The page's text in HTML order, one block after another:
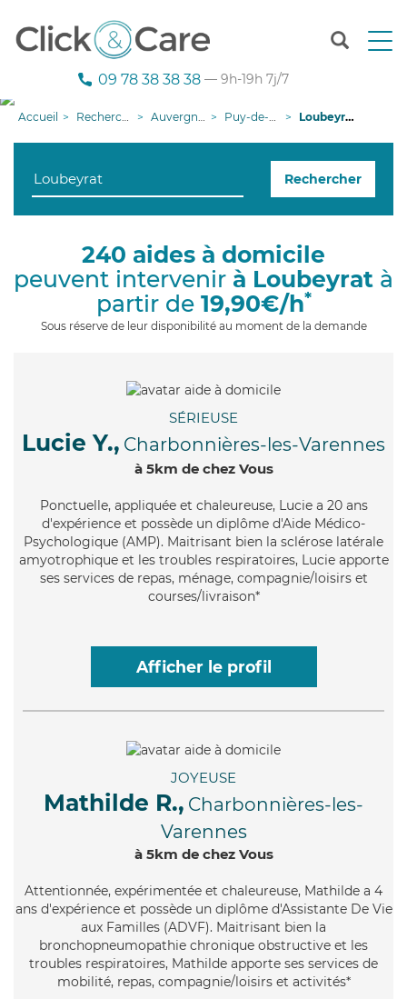
T
n
g
i
09 78 38 38 38 — 9h-19h 7j/7
Accueil Recherche aide à domicile Auvergne-Rhône-Alpes Puy-de-Dôme Loubeyrat
Rechercher
240 aides à domicile
peuvent intervenir à Loubeyrat à
partir de 19,90€/h*
Sous réserve de leur disponibilité au moment de la demande
SÉRIEUSE
Lucie Y., Charbonnières-les-Varennes
à 5km de chez Vous
Ponctuelle, appliquée et chaleureuse, Lucie a 20 ans
d'expérience et possède un diplôme d'Aide Médico-
Psychologique (AMP). Maitrisant bien la sclérose latérale
amyotrophique et les troubles respiratoires, Lucie apporte
ses services de repas, ménage, compagnie/loisirs et
courses/livraison*
Afficher le profil
JOYEUSE
Mathilde R., Charbonnières-les-
Varennes
à 5km de chez Vous
Attentionnée, expérimentée et chaleureuse, Mathilde a 4
ans d'expérience et possède un diplôme d'Assistante De Vie
aux Familles (ADVF). Maitrisant bien la
bronchopneumopathie chronique obstructive et les
troubles respiratoires, Mathilde apporte ses services de
mobilité, repas, compagnie/loisirs et activités*